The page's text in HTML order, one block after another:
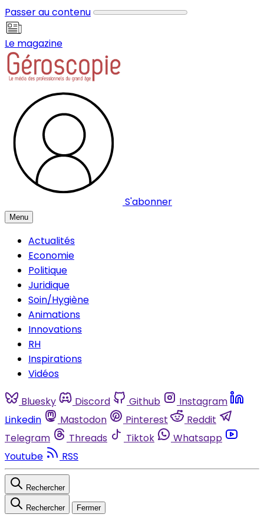
Passer au contenu
Le magazine
S'abonner
Menu
Actualités
Economie
Politique
Juridique
Soin/Hygiène
Animations
Innovations
RH
Inspirations
Vidéos
Bluesky Discord Github
Instagram
Linkedin
Mastodon Pinterest
Reddit
Telegram
Threads Tiktok
Whatsapp
Youtube
RSS
Rechercher
Rechercher Fermer
Panneau de gestion des cookies